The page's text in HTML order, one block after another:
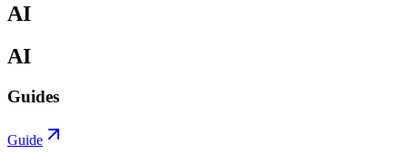
AI
AI
Guides
Guide